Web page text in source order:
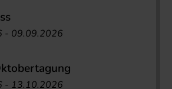
- 09.09.2026
- 13.10.2026